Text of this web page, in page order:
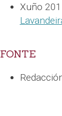
Xuño
FONTE